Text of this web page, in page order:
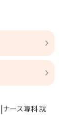
ナース専科 就